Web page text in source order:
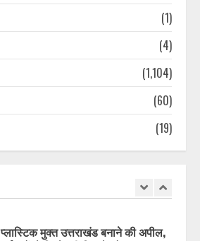
(1)
(4)
(1,104)
(60)
(19)
सप्ताहांत से पहले नैनीताल और मसूरी में बढ़ी
August 7, 2026
जिलाधिकारी ने अधिकारियों को दिए मानसून
प्लास्टिक मुक्त उत्तराखंड बनाने की अपील,